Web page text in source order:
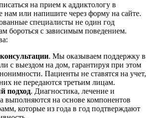
на прием к аддиктологу в
нам или напишите через форму на сайте.
специалисты не один год
бороться с зависимым поведением.
. Мы оказываем поддержку в
с выездом на дом, гарантируя при этом
Пациенты не ставятся на учет,
не передаются третьим лицам.
подход. Диагностика, лечение и
выполняются на основе компонентов
которые из года в год подтверждают